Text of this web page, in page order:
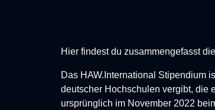
Hier findest du zusammengefasst
Das HAW.International Stipendium
deutscher Hochschulen vergibt, die
ursprünglich im November 2022